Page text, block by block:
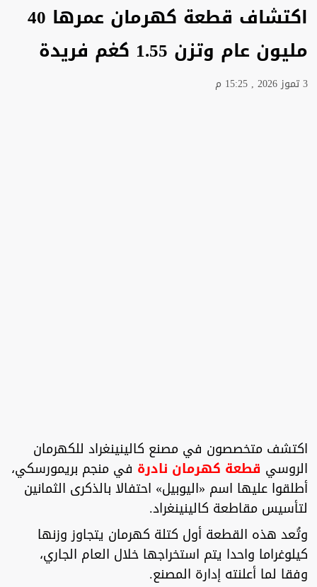
اكتشاف قطعة كهرمان عمرها 40
مليون عام وتزن 1.55 كغم فريدة
3 تموز 2026 , 15:25 م
اكتشف متخصصون في مصنع كالينينغراد للكهرمان
الروسي قطعة كهرمان نادرة في منجم بريمورسكي،
أطلقوا عليها اسم «اليوبيل» احتفالا بالذكرى الثمانين
لتأسيس مقاطعة كالينينغراد.
وتُعد هذه القطعة أول كتلة كهرمان يتجاوز وزنها
كيلوغراما واحدا يتم استخراجها خلال العام الجاري،
وفقا لما أعلنته إدارة المصنع.